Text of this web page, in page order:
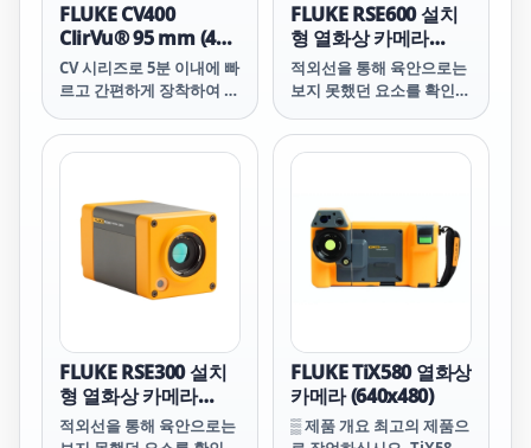
FLUKE CV400
ClirVu® 95 mm (4
in) Infrared
Window
CV 시리즈로 5분 이내에 빠
르고 간편하게 장착하여 시
FLUKE RSE600 설치
형 열화상 카메라
(640x480,
-10~1200℃)
적외선을 통해 육안으로는
보지 못했던 요소를 확인해
FLUKE RSE300 설치
형 열화상 카메라
(320x240,
적외선을 통해 육안으로는
FLUKE TiX580 열화상
카메라 (640x480)
▒ 제품 개요 최고의 제품으